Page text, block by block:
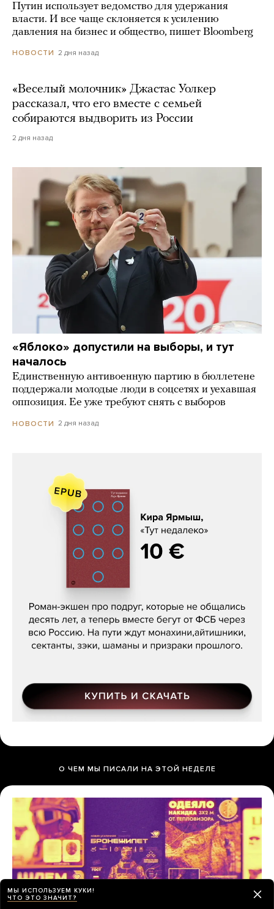
Путин использует ведомство для удержания
власти. И все чаще склоняется к усилению
давления на бизнес и общество, пишет Bloomberg
НОВОСТИ 2 дня назад
«Веселый молочник» Джастас Уолкер
рассказал, что его вместе с семьей
собираются выдворить из России
2 дня назад
«Яблоко» допустили на выборы, и тут
началось
Единственную антивоенную партию в бюллетене
поддержали молодые люди в соцсетях и уехавшая
оппозиция. Ее уже требуют снять с выборов
НОВОСТИ 2 дня назад
Кира Ярмыш, «Тут недалеко»
О ЧЕМ МЫ ПИСАЛИ НА ЭТОЙ НЕДЕЛЕ
МЫ ИСПОЛЬЗУЕМ КУКИ!
ЧТО ЭТО ЗНАЧИТ?